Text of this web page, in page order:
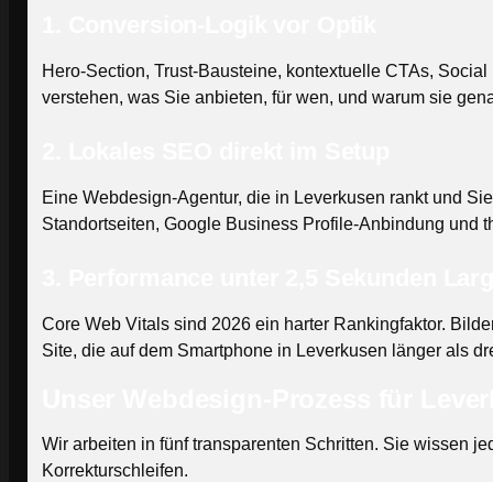
Hero-Section, Trust-Bausteine, kontextuelle CTAs,
verstehen, was Sie anbieten, für wen, und warum sie
Eine Webdesign-Agentur, die in Leverkusen rankt und
Standortseiten, Google Business Profile-Anbindung
Core Web Vitals sind 2026 ein harter Rankingfaktor.
Site, die auf dem Smartphone in Leverkusen länger als
Wir arbeiten in fünf transparenten Schritten. Sie wissen
Korrekturschleifen.